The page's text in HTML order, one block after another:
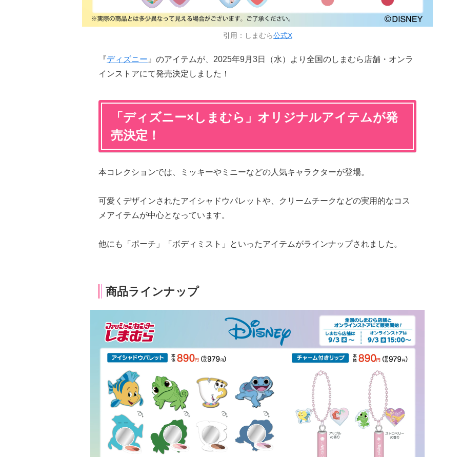
引用：しまむら公式X
『ディズニー 』のアイテムが、2025年9月3日（水）より全国のしまむら店舗・オンラ
インストアにて発売決定しました！
「ディズニー×しまむら」オリジナルアイテムが発
売決定！
本コレクションでは、ミッキーやミニーなどの人気キャラクターが登場。
可愛くデザインされたアイシャドウパレットや、クリームチークなどの実用的なコス
メアイテムが中心となっています。
他にも「ポーチ」「ボディミスト」といったアイテムがラインナップされました。
商品ラインナップ